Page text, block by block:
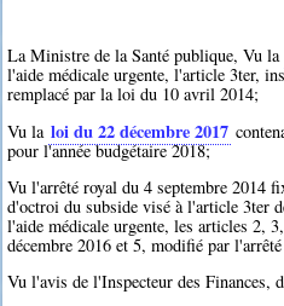
La Ministre de la Santé publique, Vu la
l'aide médicale urgente, l'article 3ter,
remplacé par la loi du 10 avril 2014;
Vu la loi du 22 décembre 2017
pour l'année budgétaire 2018;
Vu l'arrêté royal du 4 septembre 2014
d'octroi du subside visé à l'article 3ter
l'aide médicale urgente, les articles 2,
décembre 2016 et 5, modifié par
Vu l'avis de l'Inspecteur des Finances,